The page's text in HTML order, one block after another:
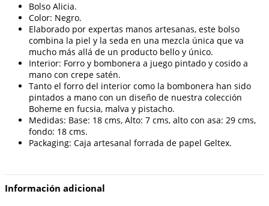
Bolso Alicia.
Color: Negro.
Elaborado por expertas manos artesanas, este bolso
combina la piel y la seda en una mezcla única que va
mucho más allá de un producto bello y único.
Interior: Forro y bombonera a juego pintado y cosido a
mano con crepe satén.
Tanto el forro del interior como la bombonera han sido
pintados a mano con un diseño de nuestra colección
Boheme en fucsia, malva y pistacho.
Medidas: Base: 18 cms, Alto: 7 cms, alto con asa: 29 cms,
fondo: 18 cms.
Packaging: Caja artesanal forrada de papel Geltex.
Información adicional